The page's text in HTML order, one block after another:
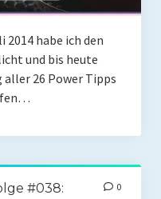
habe ich den
und bis heute
26 Power Tipps
#038:
0